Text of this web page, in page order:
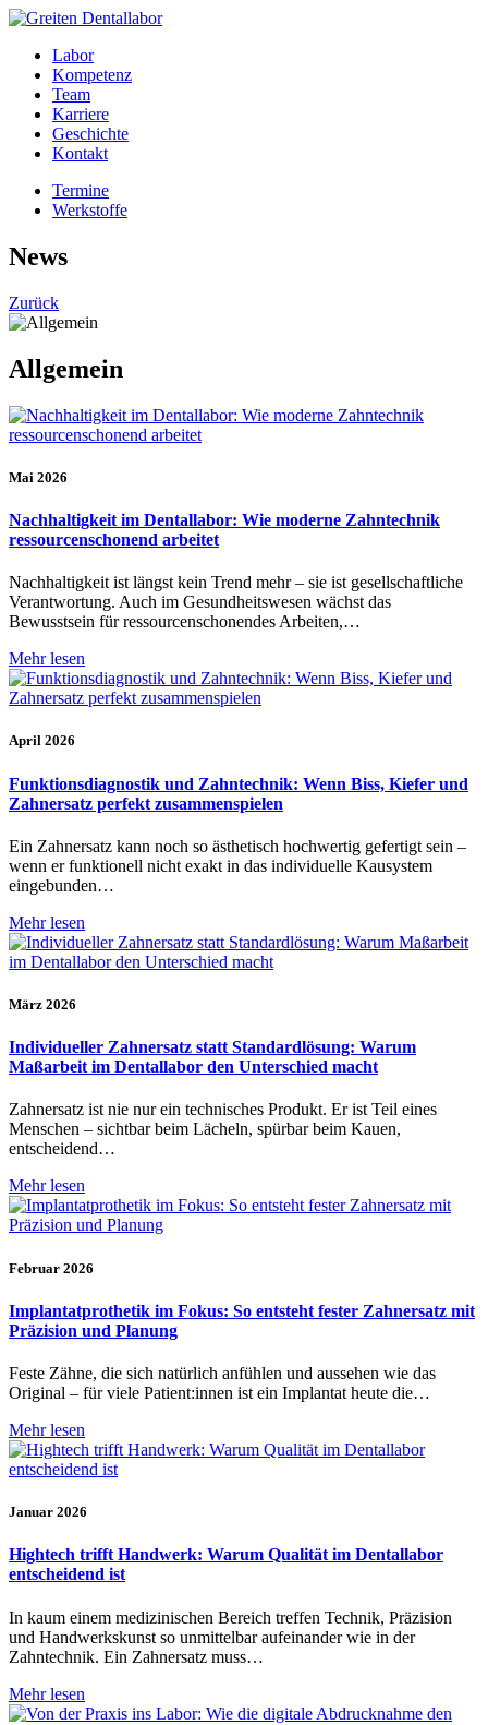
Labor
Kompetenz
Team
Karriere
Geschichte
Kontakt
Termine
Werkstoffe
News
Zurück
Allgemein
Mai 2026
Nachhaltigkeit im Dentallabor: Wie moderne Zahntechnik
ressourcenschonend arbeitet
Nachhaltigkeit ist längst kein Trend mehr – sie ist gesellschaftliche
Verantwortung. Auch im Gesundheitswesen wächst das
Bewusstsein für ressourcenschonendes Arbeiten,…
Mehr lesen
April 2026
Funktionsdiagnostik und Zahntechnik: Wenn Biss, Kiefer und
Zahnersatz perfekt zusammenspielen
Ein Zahnersatz kann noch so ästhetisch hochwertig gefertigt sein –
wenn er funktionell nicht exakt in das individuelle Kausystem
eingebunden…
Mehr lesen
März 2026
Individueller Zahnersatz statt Standardlösung: Warum
Maßarbeit im Dentallabor den Unterschied macht
Zahnersatz ist nie nur ein technisches Produkt. Er ist Teil eines
Menschen – sichtbar beim Lächeln, spürbar beim Kauen,
entscheidend…
Mehr lesen
Februar 2026
Implantatprothetik im Fokus: So entsteht fester Zahnersatz mit
Präzision und Planung
Feste Zähne, die sich natürlich anfühlen und aussehen wie das
Original – für viele Patient:innen ist ein Implantat heute die…
Mehr lesen
Januar 2026
Hightech trifft Handwerk: Warum Qualität im Dentallabor
entscheidend ist
In kaum einem medizinischen Bereich treffen Technik, Präzision
und Handwerkskunst so unmittelbar aufeinander wie in der
Zahntechnik. Ein Zahnersatz muss…
Mehr lesen